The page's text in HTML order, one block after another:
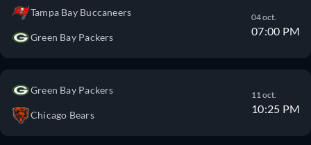
Tampa Bay Buccaneers
Green Bay Packers
04 oct.
07:00 PM
Green Bay Packers
Chicago Bears
11 oct.
10:25 PM